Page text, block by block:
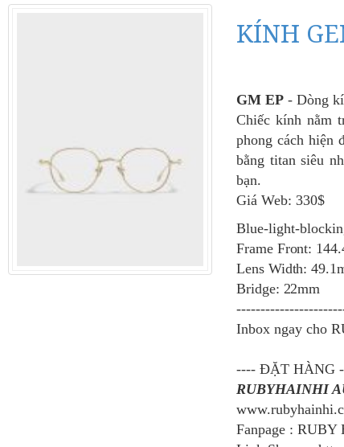
KÍNH
GM EP- Dòng
Chiếc kính nằm
phong cách hiện
bằng titan siêu
bạn.
Giá Web: 330$
Blue-light-
Frame Front:
Lens Width:
Bridge: 22mm
Inbox ngay cho
---- ĐẶT HÀNG
RUBYHAINHI
Fanpage :